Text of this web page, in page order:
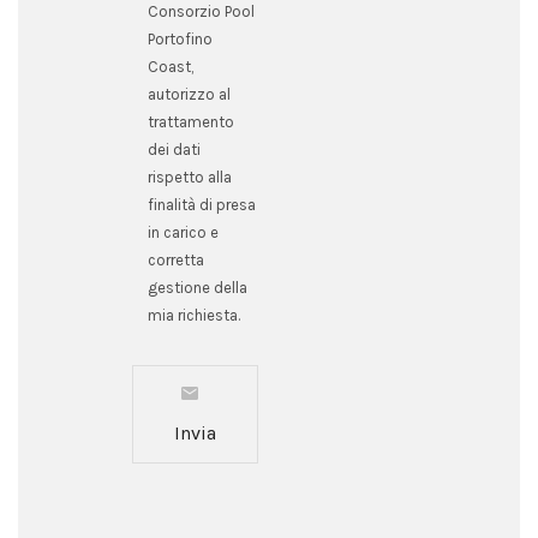
Consorzio Pool
Portofino
Coast,
autorizzo al
trattamento
dei dati
rispetto alla
finalità di presa
in carico e
corretta
gestione della
mia richiesta.
Invia